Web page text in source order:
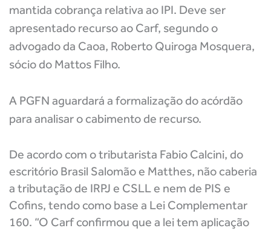
mantida cobrança relativa ao IPI. Deve ser
apresentado recurso ao Carf, segundo o
advogado da Caoa, Roberto Quiroga Mosquera,
sócio do Mattos Filho.
A PGFN aguardará a formalização do acórdão
para analisar o cabimento de recurso.
De acordo com o tributarista Fabio Calcini, do
escritório Brasil Salomão e Matthes, não caberia
a tributação de IRPJ e CSLL e nem de PIS e
Cofins, tendo como base a Lei Complementar
160. “O Carf confirmou que a lei tem aplicação